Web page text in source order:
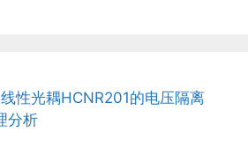
性光耦HCNR201的电压隔离
分析